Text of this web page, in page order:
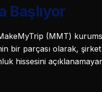
Başlıyor
(MMT)
bir parçası olarak,
hissesini